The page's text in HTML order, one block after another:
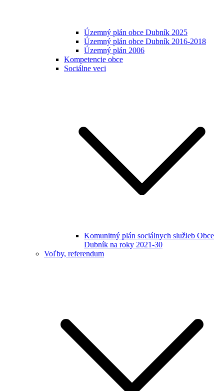
Územný plán obce Dubník 2025
Územný plán obce Dubník 2016-2018
Územný plán 2006
Kompetencie obce
Sociálne veci
Komunitný plán sociálnych služieb Obce
Dubník na roky 2021-30
Voľby, referendum